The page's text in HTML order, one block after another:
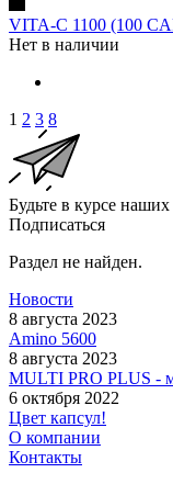
VITA-C 1100 (100
Нет в наличии
1 2 3 8
Будьте в курсе
Подписаться
Раздел не найден.
Новости
8 августа 2023
Amino 5600
8 августа 2023
MULTI PRO PLUS -
6 октября 2022
Цвет капсул!
О компании
Контакты